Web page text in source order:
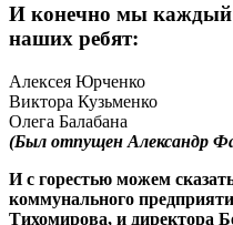
И конечно мы каждый
наших ребят:
Алексея Юрченко
Виктора Кузьменко
Олега Балабана
(Был отпущен Александр
И с горестью можем
коммунального
Тихомирова, и директора